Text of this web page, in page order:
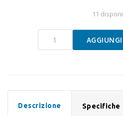
11
Descrizione Specifiche